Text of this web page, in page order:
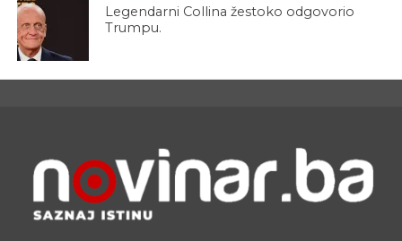
Legendarni Collina žestoko odgovorio
Trumpu.